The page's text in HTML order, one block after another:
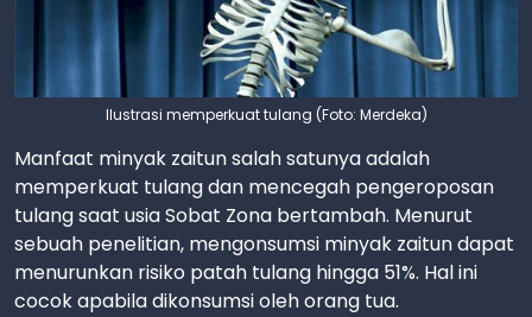
Ilustrasi memperkuat tulang (Foto: Merdeka)
Manfaat minyak zaitun salah satunya adalah
memperkuat tulang dan mencegah pengeroposan
tulang saat usia Sobat Zona bertambah. Menurut
sebuah penelitian, mengonsumsi minyak zaitun dapat
menurunkan risiko patah tulang hingga 51%. Hal ini
cocok apabila dikonsumsi oleh orang tua.